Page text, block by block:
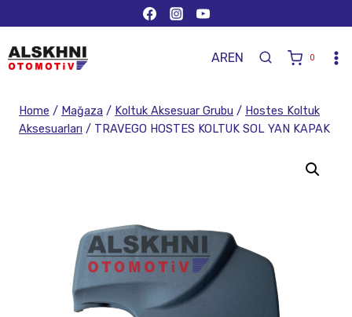
AREN 0
Home / Mağaza / Koltuk Aksesuar Grubu / Hostes Koltuk
Aksesuarları / TRAVEGO HOSTES KOLTUK SOL YAN KAPAK